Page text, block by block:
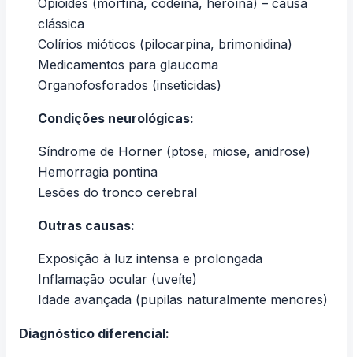
Opioides (morfina, codeína, heroína) – causa
clássica
Colírios mióticos (pilocarpina, brimonidina)
Medicamentos para glaucoma
Organofosforados (inseticidas)
Condições neurológicas:
Síndrome de Horner (ptose, miose, anidrose)
Hemorragia pontina
Lesões do tronco cerebral
Outras causas:
Exposição à luz intensa e prolongada
Inflamação ocular (uveíte)
Idade avançada (pupilas naturalmente menores)
Diagnóstico diferencial: